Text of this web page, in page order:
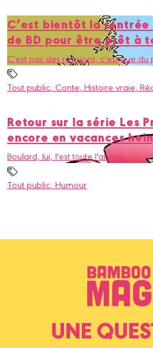
C’est bientôt la
de BD pour être prêt à
C'est pas des révisions, c'est que du
Tout public, Conte, Histoire vraie,
Retour sur la série Les
encore en vacances
Boulard, lui, l'est toute l'année.
Tout public, Humour
UNE